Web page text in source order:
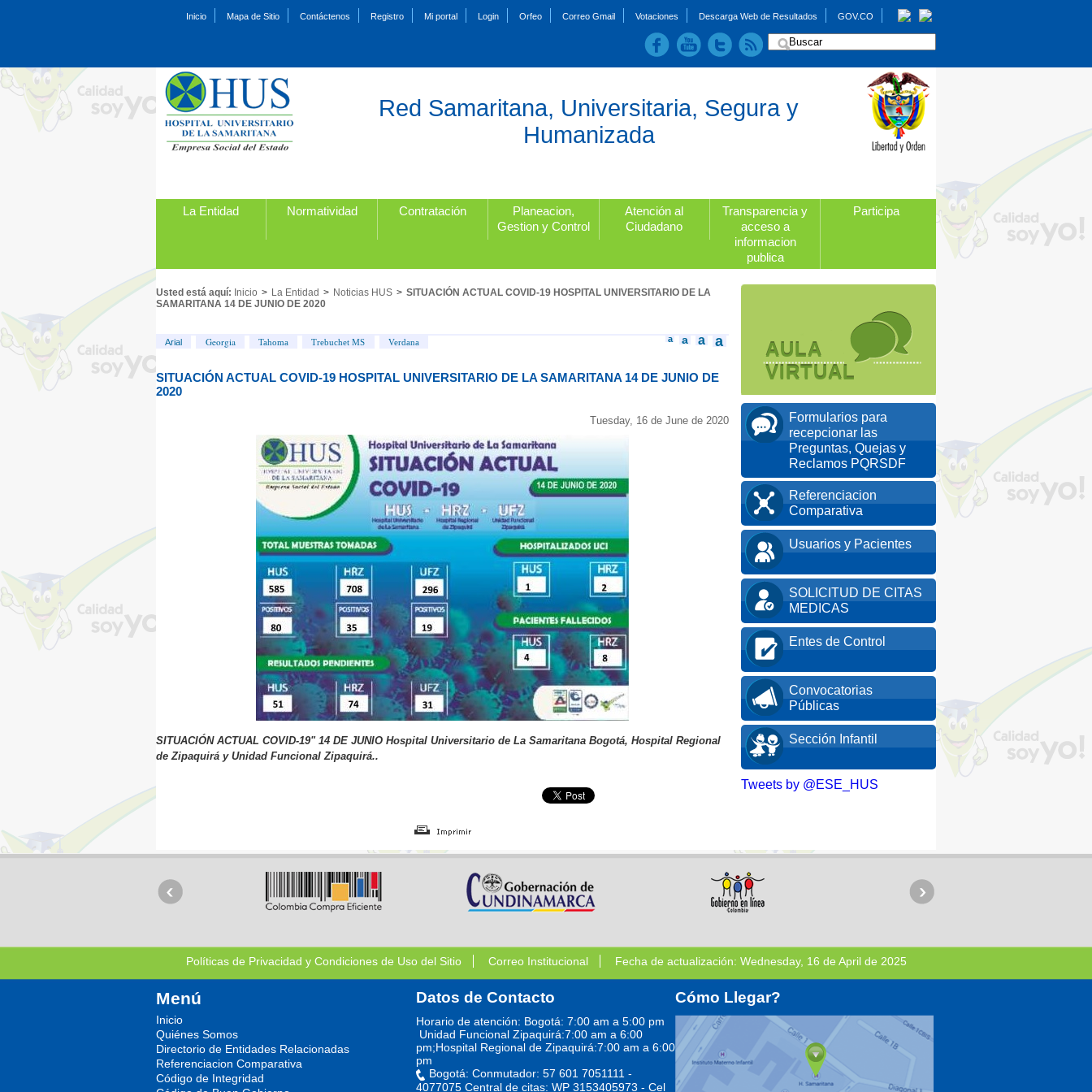
Inicio Mapa de Sitio Contáctenos Registro Mi portal Login Orfeo Correo Gmail Votaciones Descarga Web de Resultados GOV.CO
Red Samaritana, Universitaria, Segura y
Humanizada
La Entidad Normatividad Contratación
Planeacion,
Gestion y Control
Atención al
Ciudadano
Transparencia y
acceso a
informacion
publica
Participa
AULA
VIRTUAL
Formularios para
recepcionar las
Preguntas, Quejas y
Reclamos PQRSDF
Referenciacion
Comparativa
Usuarios y Pacientes
SOLICITUD DE CITAS
MEDICAS
Entes de Control
Convocatorias
Públicas
Sección Infantil
Tweets by @ESE_HUS
Usted está aquí: Inicio > La Entidad > Noticias HUS > SITUACIÓN ACTUAL COVID-19 HOSPITAL UNIVERSITARIO DE LA
SAMARITANA 14 DE JUNIO DE 2020
a a a a
Arial Georgia Tahoma Trebuchet MS Verdana
SITUACIÓN ACTUAL COVID-19 HOSPITAL UNIVERSITARIO DE LA SAMARITANA 14 DE JUNIO DE
2020
Tuesday, 16 de June de 2020
SITUACIÓN ACTUAL COVID-19" 14 DE JUNIO Hospital Universitario de La Samaritana Bogotá, Hospital Regional
de Zipaquirá y Unidad Funcional Zipaquirá..
Políticas de Privacidad y Condiciones de Uso del Sitio Correo Institucional Fecha de actualización: Wednesday, 16 de April de 2025
Menú
Inicio
Quiénes Somos
Directorio de Entidades Relacionadas
Referenciacion Comparativa
Código de Integridad
Datos de Contacto
Horario de atención: Bogotá: 7:00 am a 5:00 pm
Unidad Funcional Zipaquirá:7:00 am a 6:00
pm;Hospital Regional de Zipaquirá:7:00 am a 6:00
pm
Bogotá: Conmutador: 57 601 7051111 -
4077075 Central de citas: WP 3153405973 - Cel
Cómo Llegar?